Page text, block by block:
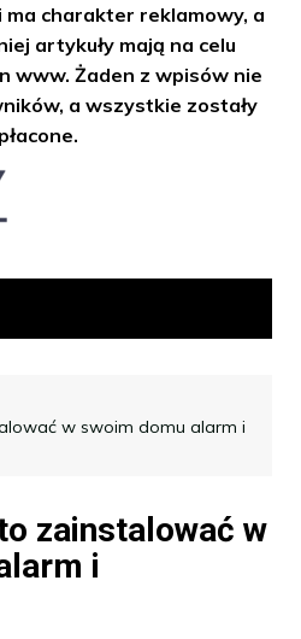
ma charakter reklamowy, a
artykuły mają na celu
www. Żaden z wpisów nie
a wszystkie zostały
w swoim domu alarm i
zainstalować w
i